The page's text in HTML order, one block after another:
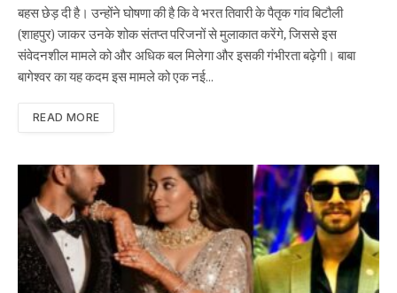
बहस छेड़ दी है। उन्होंने घोषणा की है कि वे भरत तिवारी के पैतृक गांव बिटौली
(शाहपुर) जाकर उनके शोक संतप्त परिजनों से मुलाकात करेंगे, जिससे इस
संवेदनशील मामले को और अधिक बल मिलेगा और इसकी गंभीरता बढ़ेगी। बाबा
बागेश्वर का यह कदम इस मामले को एक नई…
READ MORE